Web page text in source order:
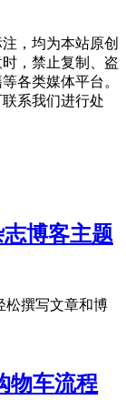
，均为本站原创
，禁止复制、盗
各类媒体平台。
系我们进行处
志博客主题
松撰写文章和博
物车流程